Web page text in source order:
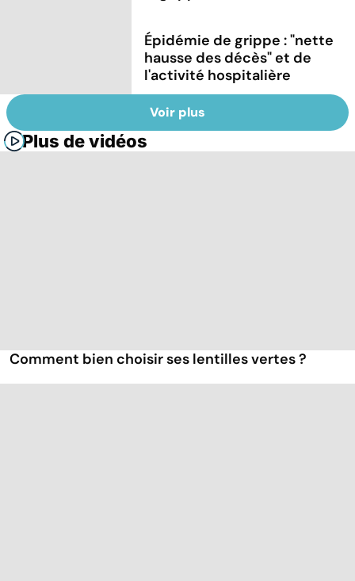
Épidémie de grippe : "nette
hausse des décès" et de
l'activité hospitalière
Voir plus
Plus de vidéos
Comment bien choisir ses lentilles vertes ?